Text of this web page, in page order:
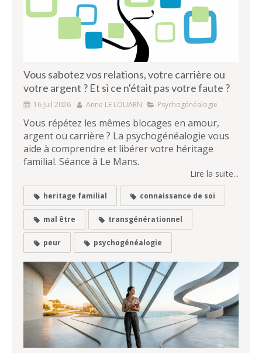
Vous sabotez vos relations, votre carrière ou
votre argent ? Et si ce n'était pas votre faute ?
16 Juil 2026 Anne LE LOUARN Psychogénéalogie
Vous répétez les mêmes blocages en amour,
argent ou carrière ? La psychogénéalogie vous
aide à comprendre et libérer votre héritage
familial. Séance à Le Mans.
Lire la suite...
heritage familial connaissance de soi
mal être transgénérationnel
peur psychogénéalogie